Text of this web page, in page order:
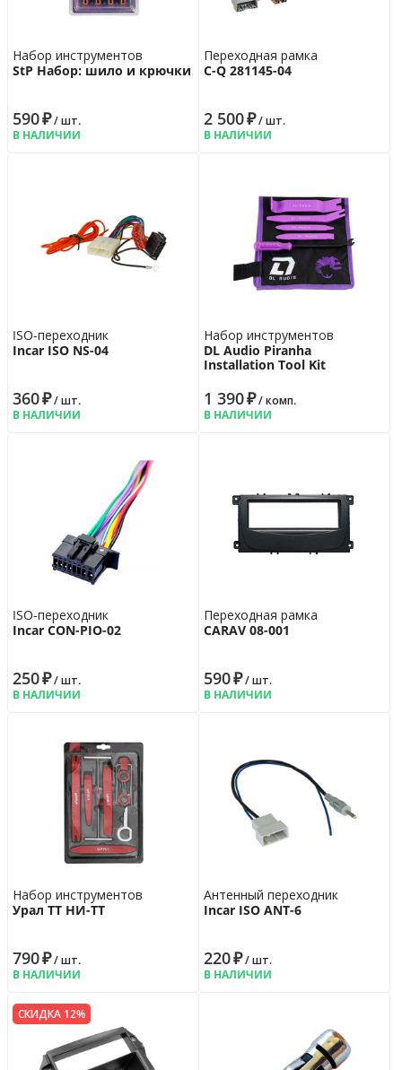
Набор инструментов
StP Набор: шило и крючки
590₽/ шт.
В НАЛИЧИИ
Переходная рамка
C-Q 281145-04
2 500₽/ шт.
В НАЛИЧИИ
ISO-переходник
Incar ISO NS-04
360₽/ шт.
В НАЛИЧИИ
Набор инструментов
DL Audio Piranha
Installation Tool Kit
1 390₽/ комп.
В НАЛИЧИИ
ISO-переходник
Incar CON-PIO-02
250₽/ шт.
В НАЛИЧИИ
Переходная рамка
CARAV 08-001
590₽/ шт.
В НАЛИЧИИ
Набор инструментов
Урал ТТ НИ-ТТ
790₽/ шт.
В НАЛИЧИИ
Антенный переходник
Incar ISO ANT-6
220₽/ шт.
В НАЛИЧИИ
СКИДКА 12%